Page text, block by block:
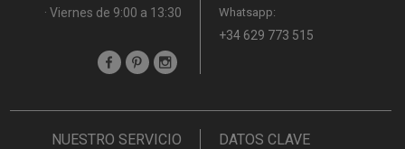
· Viernes de 9:00 a 13:30
Whatsapp:
+34 629 773 515
NUESTRO SERVICIO DATOS CLAVE